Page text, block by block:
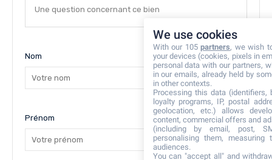
Nom
Prénom
We use cookies
With our 105partners, we wish
your devices (cookies, pixels in
personal data with our partners,
in our emails, already held by
in other contexts.
Processing this data (identifiers,
loyalty programs, IP, postal
geolocation, etc.) allows
content, commercial offers and
(including by email, post,
personalising them, measuring
audiences.
You can "accept all" and